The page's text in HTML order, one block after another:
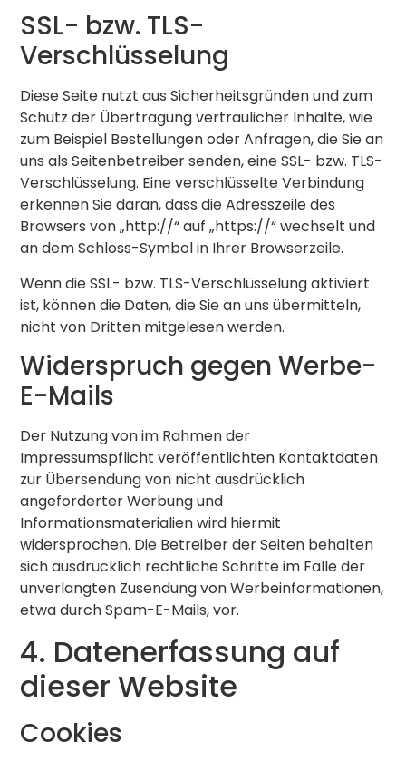
SSL- bzw. TLS-
Verschlüsselung
Diese Seite nutzt aus Sicherheitsgründen und zum
Schutz der Übertragung vertraulicher Inhalte, wie
zum Beispiel Bestellungen oder Anfragen, die Sie an
uns als Seitenbetreiber senden, eine SSL- bzw. TLS-
Verschlüsselung. Eine verschlüsselte Verbindung
erkennen Sie daran, dass die Adresszeile des
Browsers von „http://“ auf „https://“ wechselt und
an dem Schloss-Symbol in Ihrer Browserzeile.
Wenn die SSL- bzw. TLS-Verschlüsselung aktiviert
ist, können die Daten, die Sie an uns übermitteln,
nicht von Dritten mitgelesen werden.
Widerspruch gegen Werbe-
E-Mails
Der Nutzung von im Rahmen der
Impressumspflicht veröffentlichten Kontaktdaten
zur Übersendung von nicht ausdrücklich
angeforderter Werbung und
Informationsmaterialien wird hiermit
widersprochen. Die Betreiber der Seiten behalten
sich ausdrücklich rechtliche Schritte im Falle der
unverlangten Zusendung von Werbeinformationen,
etwa durch Spam-E-Mails, vor.
4. Datenerfassung auf
dieser Website
Cookies